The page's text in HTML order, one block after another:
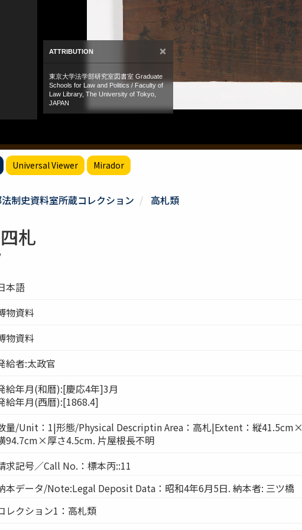
Universal Viewer Mirador
制史資料室所蔵コレクション 高札類
札
本語
物資料
物資料
給者:太政官
給年月(和暦):[慶応4年]3月
給年月(西暦):[1868.4]
量/Unit：1|形態/Physical Descriptin Area：高札|Extent：縦41.5cm×
94.7cm×厚さ4.5cm. 片屋根長不明
求記号／Call No.：標本丙::11
本データ/Note:Legal Deposit Data：昭和4年6月5日. 納本者: 三ツ橋
レクション1：高札類